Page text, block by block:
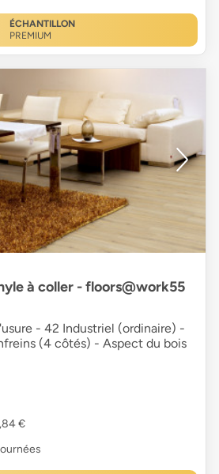
ÉCHANTILLON
PREMIUM
à coller - floors@work55
- 42 Industriel (ordinaire) -
(4 côtés) - Aspect du bois
€